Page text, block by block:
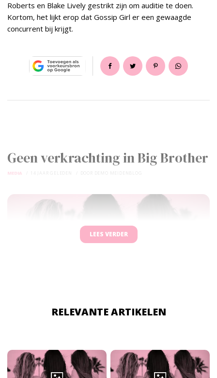
Roberts en Blake Lively gestrikt zijn om auditie te doen.
Kortom, het lijkt erop dat Gossip Girl er een gewaagde
concurrent bij krijgt.
Geen verkrachting in Big Brother
MEDIA
LEES VERDER
RELEVANTE ARTIKELEN